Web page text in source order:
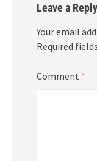
Leave a Reply
Your email
Required
Comment *